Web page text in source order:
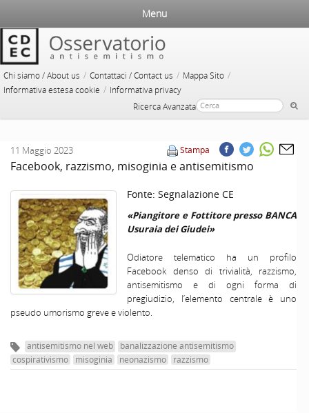
Chi siamo / About us / Contattaci / Contact us / Mappa Sito /
Informativa estesa cookie / Informativa privacy
Ricerca Avanzata
Menu
Stampa
11 Maggio 2023
Facebook, razzismo, misoginia e antisemitismo
Fonte: Segnalazione CE
«Piangitore e Fottitore presso BANCA
Usuraia dei Giudei»
Odiatore telematico ha un profilo
Facebook denso di trivialità, razzismo,
antisemitismo e di ogni forma di
pregiudizio, l’elemento centrale è uno
pseudo umorismo greve e violento.
antisemitismo nel web
banalizzazione antisemitismo
cospirativismo
misoginia neonazismo razzismo